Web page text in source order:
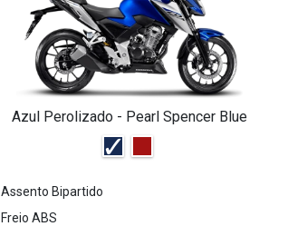
Azul Perolizado - Pearl Spencer Blue
Assento Bipartido
Freio ABS